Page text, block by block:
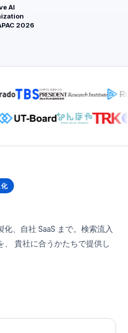
AI
2026
、自社 SaaS まで。検索流入
、 貴社に合うかたちで提供し